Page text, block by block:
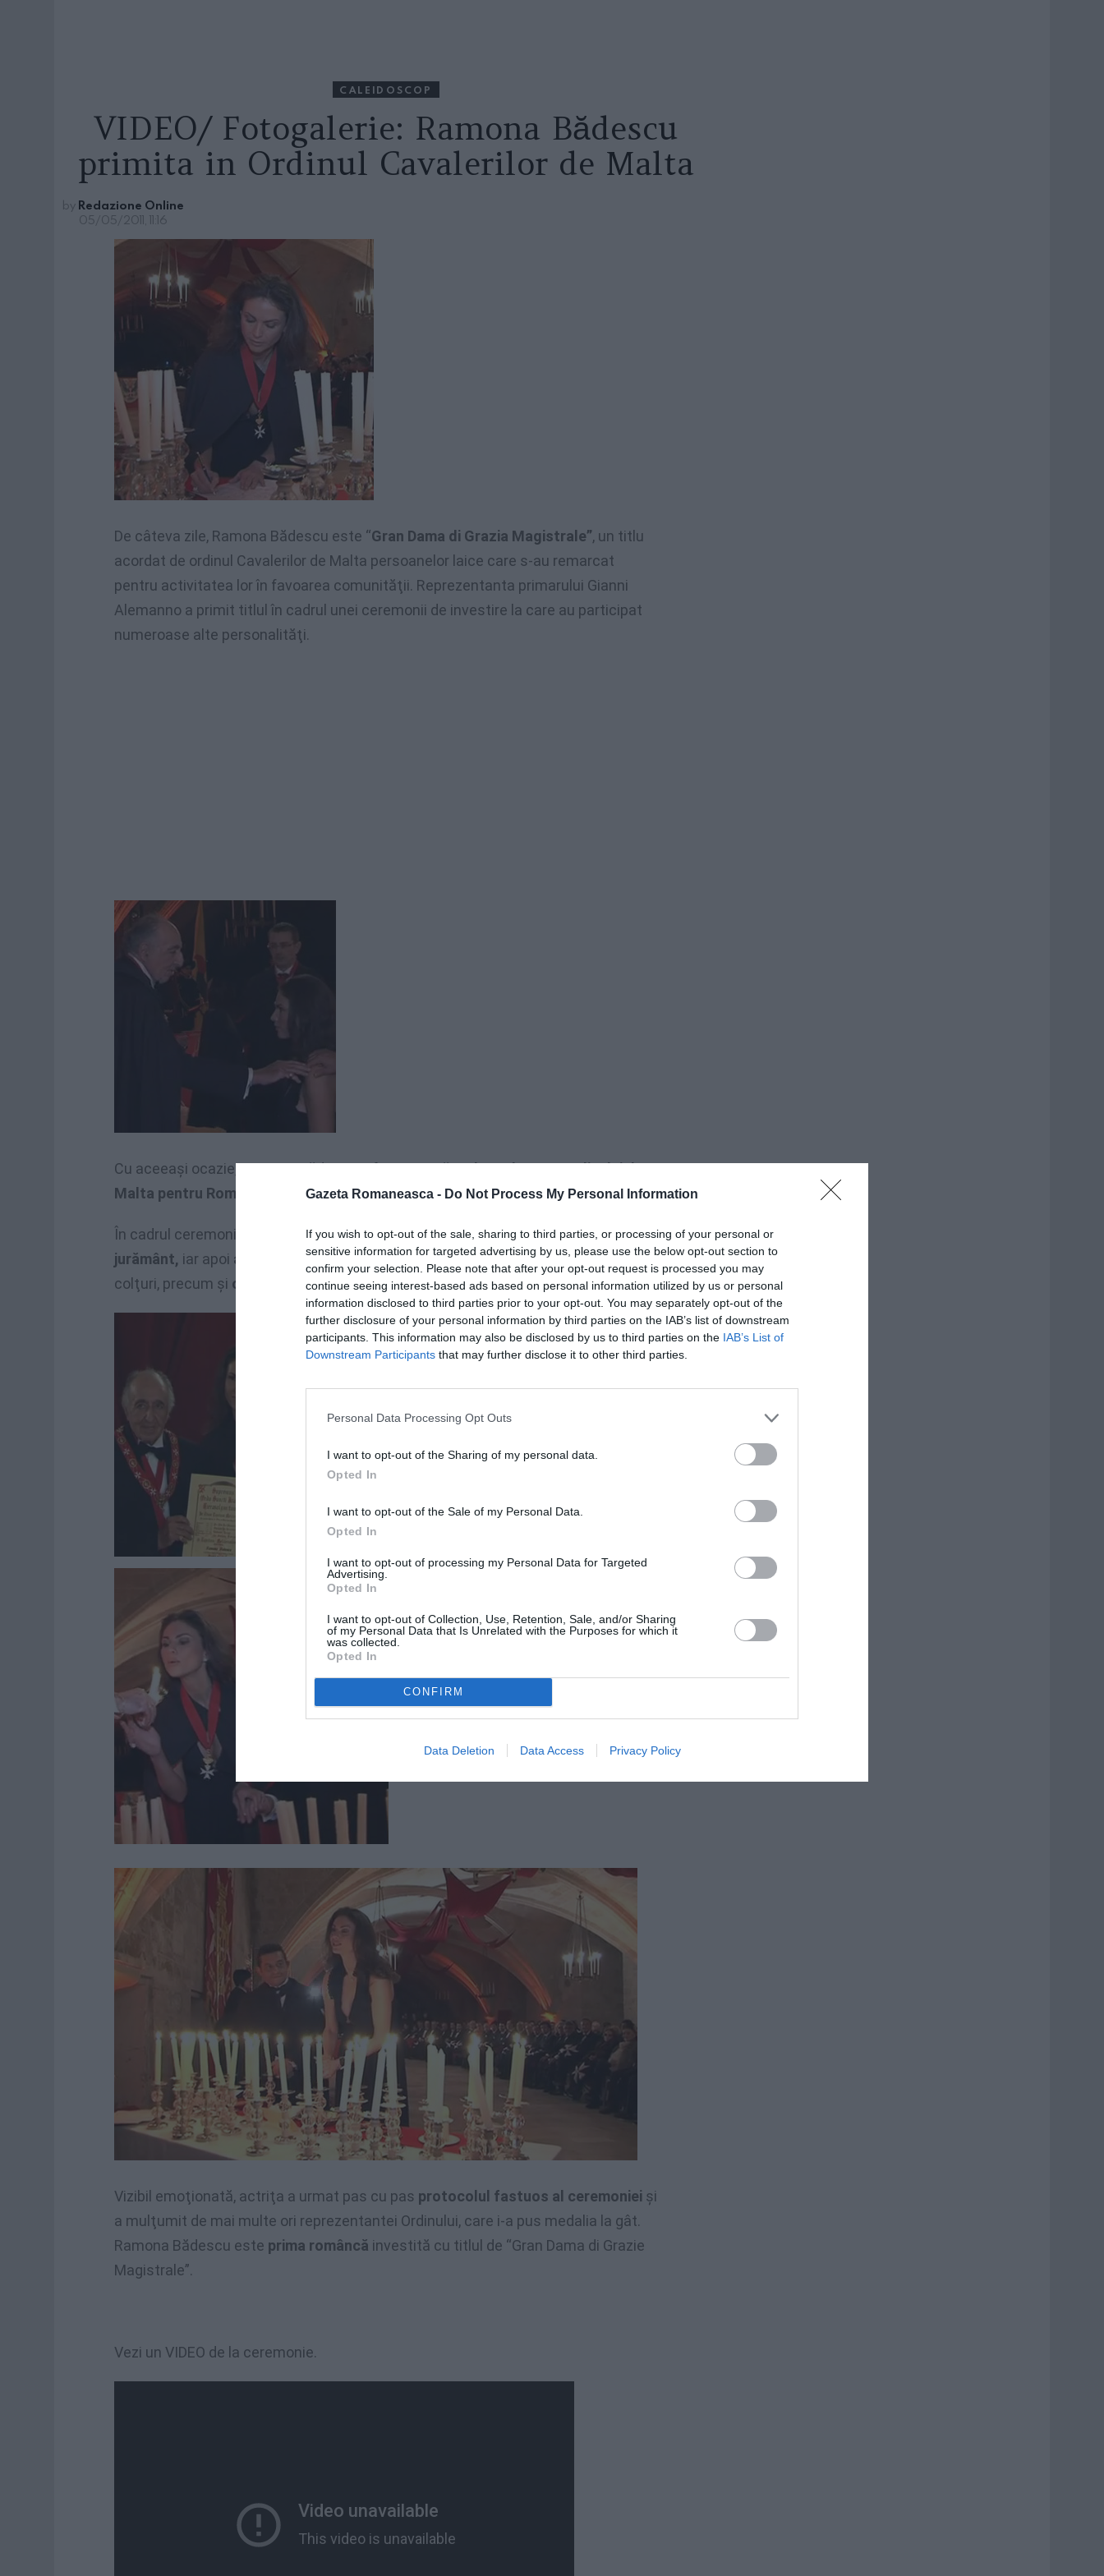
Gazeta Romaneasca - Do Not Process My Personal Information
If you wish to opt-out of the sale, sharing to third parties, or processing of your personal or
sensitive information for targeted advertising by us, please use the below opt-out section to
confirm your selection. Please note that after your opt-out request is processed you may
continue seeing interest-based ads based on personal information utilized by us or personal
information disclosed to third parties prior to your opt-out. You may separately opt-out of the
further disclosure of your personal information by third parties on the IAB’s list of downstream
participants. This information may also be disclosed by us to third parties on the IAB’s List of
Downstream Participants that may further disclose it to other third parties.
Personal Data Processing Opt Outs
I want to opt-out of the Sharing of my personal data.
Opted In
I want to opt-out of the Sale of my Personal Data.
Opted In
I want to opt-out of processing my Personal Data for Targeted
Advertising.
Opted In
I want to opt-out of Collection, Use, Retention, Sale, and/or Sharing
of my Personal Data that Is Unrelated with the Purposes for which it
was collected.
Opted In
CONFIRM
Data Deletion Data Access Privacy Policy
CALEIDOSCOP
VIDEO/ Fotogalerie: Ramona Bădescu
primita in Ordinul Cavalerilor de Malta
by Redazione Online
05/05/2011, 11:16
De câteva zile, Ramona Bădescu este “Gran Dama di Grazia Magistrale”, un titlu
acordat de ordinul Cavalerilor de Malta persoanelor laice care s-au remarcat
pentru activitatea lor în favoarea comunităţii. Reprezentanta primarului Gianni
Alemanno a primit titlul în cadrul unei ceremonii de investire la care au participat
numeroase alte personalităţi.
Cu aceeaşi ocazie, Ramona Bădescu a fost numităambasadoare a Ordinului de
Malta pentru România
În cadrul ceremoniei de investire, Ramona Bădescua depus, în genunchi, un
jurământ, iar apoi a primit mantia neagră cu însemnele ordinului : crucea cu opt
colţuri, precum şi o medalie.
Vizibil emoţionată, actriţa a urmat pas cu pas protocolul fastuos al ceremoniei şi
a mulţumit de mai multe ori reprezentantei Ordinului, care i-a pus medalia la gât.
Ramona Bădescu este prima româncă investită cu titlul de “Gran Dama di Grazie
Magistrale”.
Vezi un VIDEO de la ceremonie.